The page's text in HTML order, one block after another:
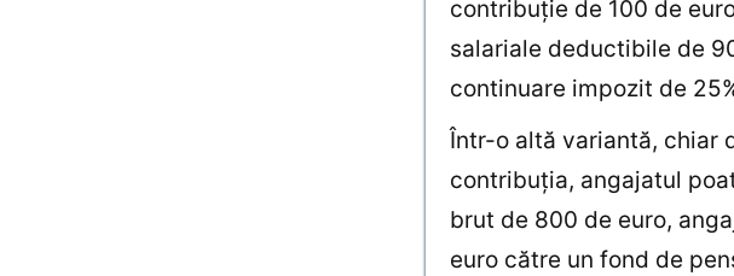
contribuție de 100 de
salariale deductibile de
continuare impozit de
Într-o altă variantă, chiar
contribuția, angajatul
brut de 800 de euro,
euro către un fond de